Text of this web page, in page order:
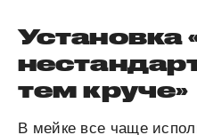
Установка
тем круче»
В мейке все чаще